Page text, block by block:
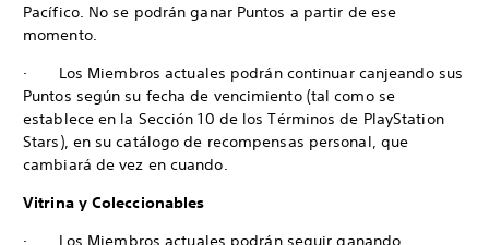
Pacífico. No se podrán ganar Puntos a partir de ese
momento.
· Los Miembros actuales podrán continuar canjeando sus
Puntos según su fecha de vencimiento (tal como se
establece en la Sección 10 de los Términos de PlayStation
Stars), en su catálogo de recompensas personal, que
cambiará de vez en cuando.
Vitrina y Coleccionables
· Los Miembros actuales podrán seguir ganando